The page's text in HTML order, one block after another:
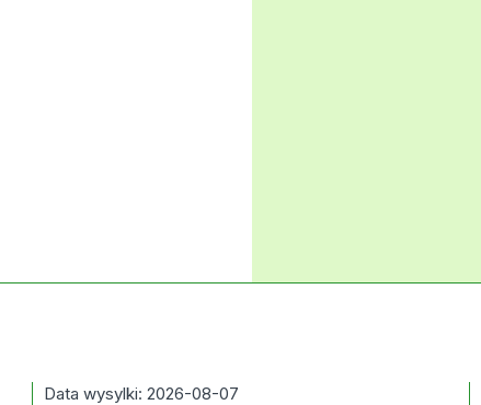
Data wysylki: 2026-08-07